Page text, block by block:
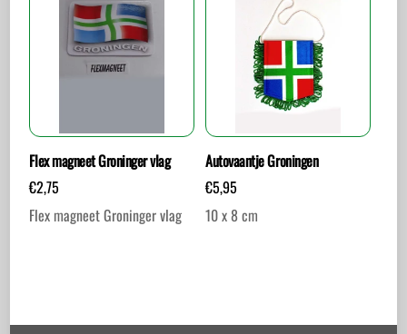
Flex magneet Groninger vlag
€2,75
Flex magneet Groninger vlag
Autovaantje Groningen
€5,95
10 x 8 cm